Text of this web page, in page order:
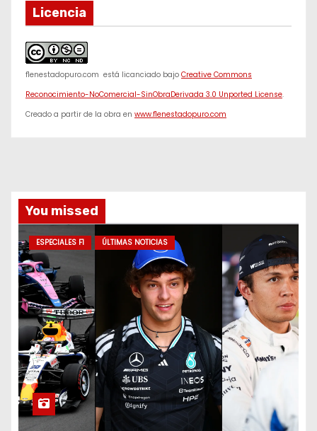
Licencia
f1enestadopuro.com está licanciado bajo Creative Commons
Reconocimiento-NoComercial-SinObraDerivada 3.0 Unported License.
Creado a partir de la obra en www.f1enestadopuro.com
You missed
ESPECIALES F1 ÚLTIMAS NOTICIAS